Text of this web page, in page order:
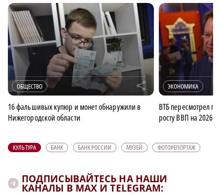
ОБЩЕСТВО r
16 фальшивых купюр и монет обнаружили в
Нижегородской области
ЭКОНОМИКА
ВТБ пересмотрел
росту ВВП на 2026
КУЛЬТУРА БАНК БАНК РОССИИ МУЗЕЙ ФОТОРЕПОРТАЖ
ПОДПИСЫВАЙТЕСЬ НА НАШИ
КАНАЛЫ В MAX И TELEGRAM: